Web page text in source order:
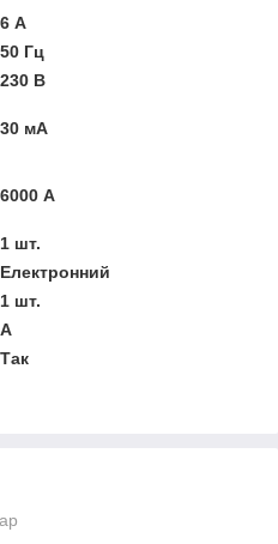
6 А
50 Гц
230 В
30 мА
6000 А
1 шт.
Електронний
1 шт.
А
Так